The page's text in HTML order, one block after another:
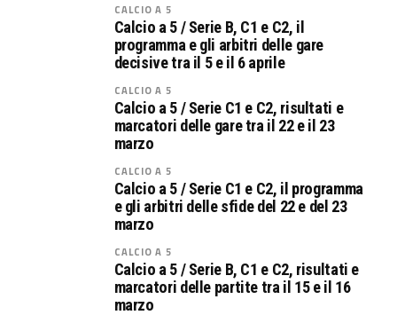
CALCIO A 5
Calcio a 5 / Serie B, C1 e C2, il
programma e gli arbitri delle gare
decisive tra il 5 e il 6 aprile
CALCIO A 5
Calcio a 5 / Serie C1 e C2, risultati e
marcatori delle gare tra il 22 e il 23
marzo
CALCIO A 5
Calcio a 5 / Serie C1 e C2, il programma
e gli arbitri delle sfide del 22 e del 23
marzo
CALCIO A 5
Calcio a 5 / Serie B, C1 e C2, risultati e
marcatori delle partite tra il 15 e il 16
marzo